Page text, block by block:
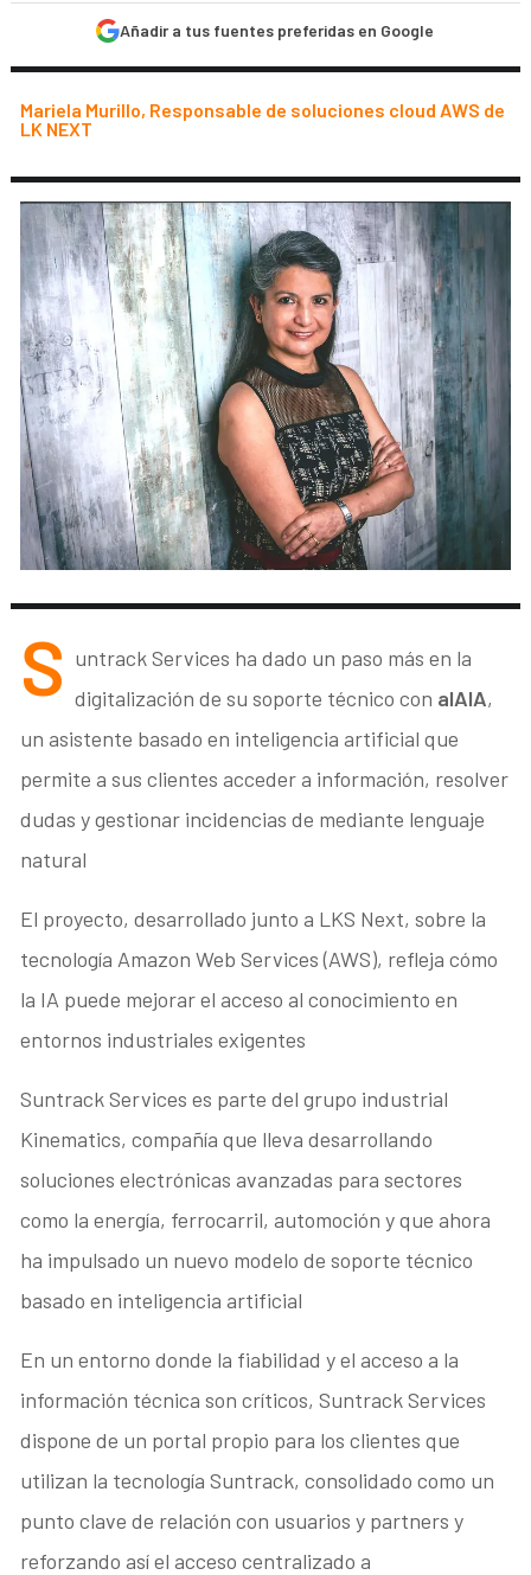
Añadir a tus fuentes preferidas en Google
Mariela Murillo, Responsable de soluciones cloud AWS de
LK NEXT
S untrack Services ha dado un paso más en la
digitalización de su soporte técnico con alAIA,
un asistente basado en inteligencia artificial que
permite a sus clientes acceder a información, resolver
dudas y gestionar incidencias de mediante lenguaje
natural
El proyecto, desarrollado junto a LKS Next, sobre la
tecnología Amazon Web Services (AWS), refleja cómo
la IA puede mejorar el acceso al conocimiento en
entornos industriales exigentes
Suntrack Services es parte del grupo industrial
Kinematics, compañía que lleva desarrollando
soluciones electrónicas avanzadas para sectores
como la energía, ferrocarril, automoción y que ahora
ha impulsado un nuevo modelo de soporte técnico
basado en inteligencia artificial
En un entorno donde la fiabilidad y el acceso a la
información técnica son críticos, Suntrack Services
dispone de un portal propio para los clientes que
utilizan la tecnología Suntrack, consolidado como un
punto clave de relación con usuarios y partners y
reforzando así el acceso centralizado a